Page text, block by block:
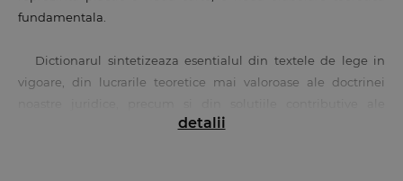
fundamentala.
Dictionarul sintetizeaza esentialul din textele de lege in
vigoare, din lucrarile teoretice mai valoroase ale doctrinei
detalii